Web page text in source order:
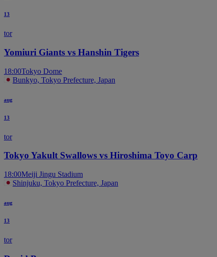
13
tor
Yomiuri Giants vs Hanshin Tigers
18:00Tokyo Dome
Bunkyo, Tokyo Prefecture, Japan
aug
13
tor
Tokyo Yakult Swallows vs Hiroshima Toyo Carp
18:00Meiji Jingu Stadium
Shinjuku, Tokyo Prefecture, Japan
aug
13
tor